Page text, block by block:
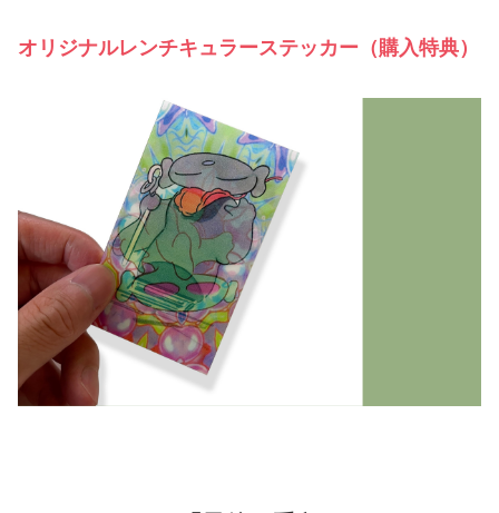
オリジナルレンチキュラーステッカー（購入特典）